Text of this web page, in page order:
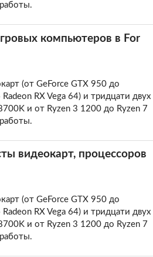
компьютеров в For
(от GeForce GTX 950 до
RX Vega 64) и тридцати двух
и от Ryzen 3 1200 до Ryzen 7
видеокарт, процессоров
(от GeForce GTX 950 до
RX Vega 64) и тридцати двух
и от Ryzen 3 1200 до Ryzen 7